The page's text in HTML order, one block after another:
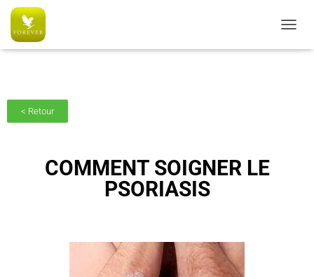
AC6C770CE5B0574051A5080E326B8091
U
< Retour
COMMENT SOIGNER LE
PSORIASIS